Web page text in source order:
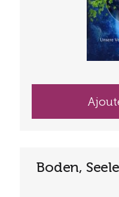
Boden,